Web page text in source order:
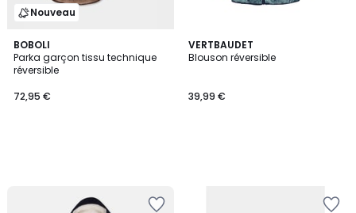
Nouveau
BOBOLI
Parka garçon tissu technique
réversible
72,95 €
VERTBAUDET
Blouson réversible
39,99 €